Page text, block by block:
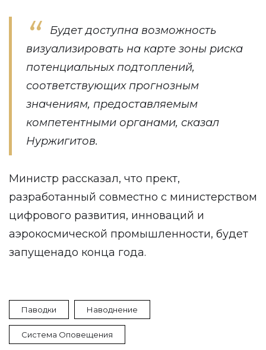
Будет доступна возможность
визуализировать на карте зоны риска
потенциальных подтоплений,
соответствующих прогнозным
значениям, предоставляемым
компетентными органами, сказал
Нуржигитов.
Министр рассказал, что прект,
разработанный совместно с министерством
цифрового развития, инноваций и
аэрокосмической промышленности, будет
запущенадо конца года.
Паводки Наводнение
Система Оповещения